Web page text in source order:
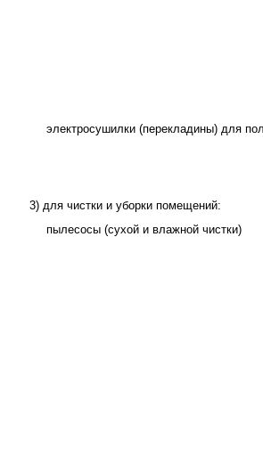
электросушилки (перекладины) для
3) для чистки и уборки помещений:
пылесосы (сухой и влажной чистки)